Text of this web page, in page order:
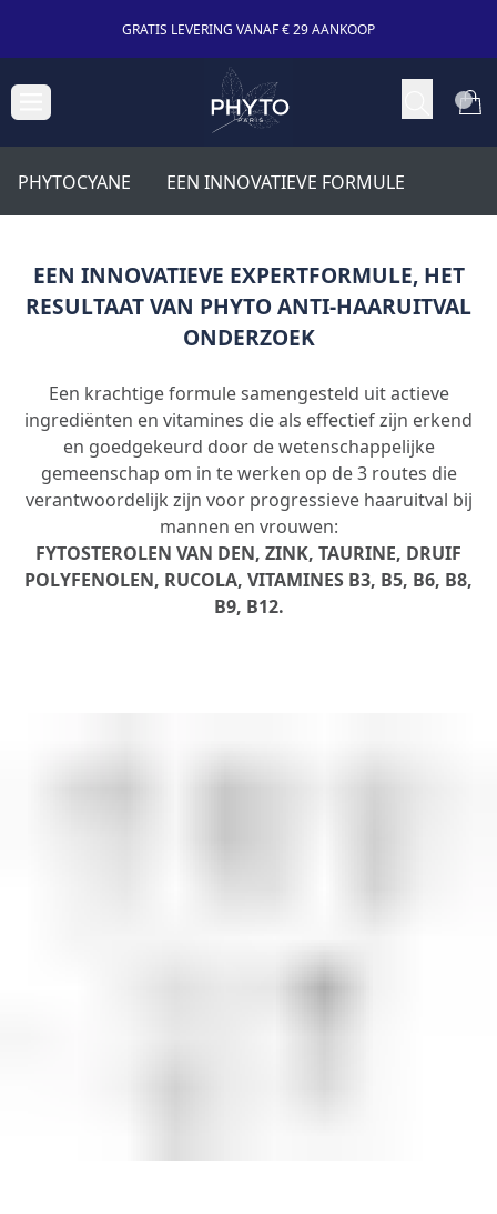
GRATIS LEVERING VANAF € 29 AANKOOP
PHYTOCYANE EEN INNOVATIEVE FORMULE
EEN INNOVATIEVE EXPERTFORMULE, HET
RESULTAAT VAN PHYTO ANTI-HAARUITVAL
ONDERZOEK
Een krachtige formule samengesteld uit actieve
ingrediënten en vitamines die als effectief zijn erkend
en goedgekeurd door de wetenschappelijke
gemeenschap om in te werken op de 3 routes die
verantwoordelijk zijn voor progressieve haaruitval bij
mannen en vrouwen:
FYTOSTEROLEN VAN DEN, ZINK, TAURINE, DRUIF
POLYFENOLEN, RUCOLA, VITAMINES B3, B5, B6, B8,
B9, B12.